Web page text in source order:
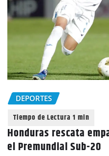
DEPORTES
Honduras rescata
el Premundial Sub-20